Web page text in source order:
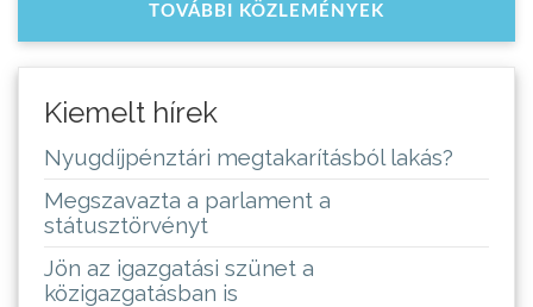
TOVÁBBI KÖZLEMÉNYEK
Kiemelt hírek
Nyugdíjpénztári megtakarításból lakás?
Megszavazta a parlament a
státusztörvényt
Jön az igazgatási szünet a
közigazgatásban is